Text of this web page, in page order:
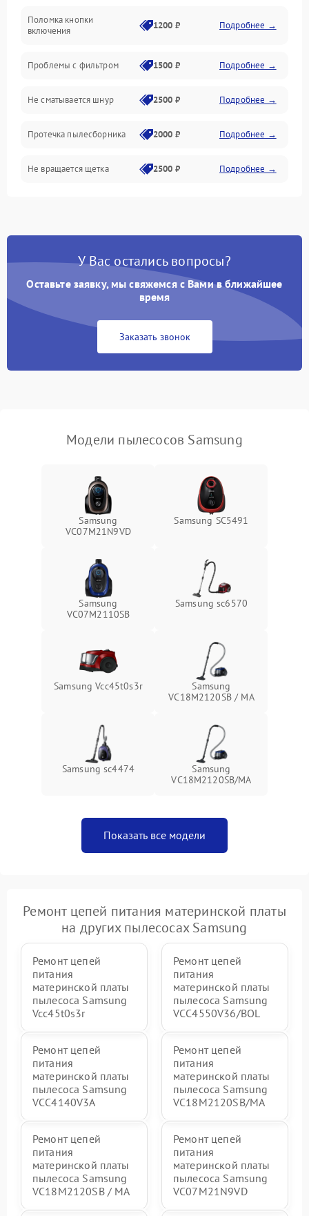
Поломка кнопки
включения
1200 ₽ Подробнее →
Проблемы с фильтром 1500 ₽ Подробнее →
Не сматывается шнур 2500 ₽ Подробнее →
Протечка пылесборника 2000 ₽ Подробнее →
Не вращается щетка 2500 ₽ Подробнее →
Поломка контейнера для
Плохая уборка шерсти
2400 ₽ Подробнее →
У Вас остались вопросы?
Оставьте заявку, мы свяжемся с Вами в ближайшее
время
Заказать звонок
Модели пылесосов Samsung
Samsung
VC07M21N9VD
Samsung SC5491
Samsung
VC07M2110SB
Samsung sc6570
Samsung Vcc45t0s3r
Samsung
VC18M2120SB / MA
Samsung sc4474
Samsung
VC18M2120SB/MA
Показать все модели
Ремонт цепей питания материнской платы
на других пылесосах Samsung
Ремонт цепей
питания
материнской платы
пылесоса Samsung
Vcc45t0s3r
Ремонт цепей
питания
материнской платы
пылесоса Samsung
VCC4550V36/BOL
Ремонт цепей
питания
материнской платы
пылесоса Samsung
VCC4140V3A
Ремонт цепей
питания
материнской платы
пылесоса Samsung
VC18M2120SB/MA
Ремонт цепей
питания
материнской платы
пылесоса Samsung
VC18M2120SB / MA
Ремонт цепей
питания
материнской платы
пылесоса Samsung
VC07M21N9VD